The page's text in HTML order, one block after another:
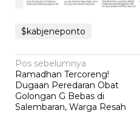
$kabjeneponto
Navigasi
pos
Pos sebelumnya
Ramadhan Tercoreng!
Dugaan Peredaran Obat
Golongan G Bebas di
Salembaran, Warga Resah